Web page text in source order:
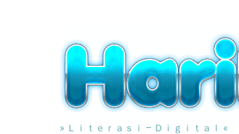
» Ｌｉｔｅｒａｓｉ – Ｄｉｇｉｔａｌ «